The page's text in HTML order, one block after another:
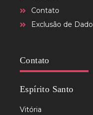
Contato
Exclusão de
Contato
Espírito Santo
Vitória